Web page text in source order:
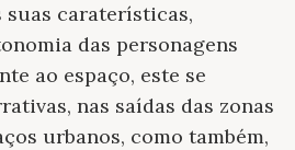
suas caraterísticas,
das personagens
ao espaço, este se
nas saídas das zonas
urbanos, como também,